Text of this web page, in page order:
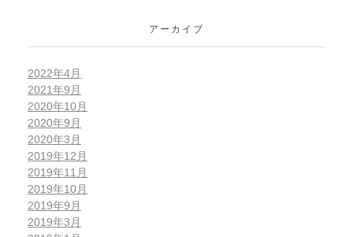
アーカイブ
2022年4月
2021年9月
2020年10月
2020年9月
2020年3月
2019年12月
2019年11月
2019年10月
2019年9月
2019年3月